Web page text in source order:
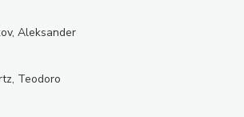
Aleksander
Teodoro